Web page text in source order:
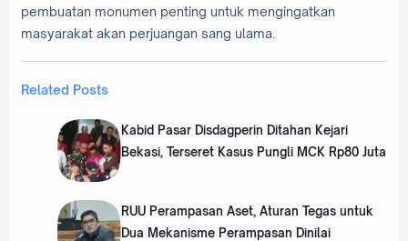
pembuatan monumen penting untuk mengingatkan
masyarakat akan perjuangan sang ulama.
Related Posts
Kabid Pasar Disdagperin Ditahan Kejari
Bekasi, Terseret Kasus Pungli MCK Rp80 Juta
RUU Perampasan Aset, Aturan Tegas untuk
Dua Mekanisme Perampasan Dinilai